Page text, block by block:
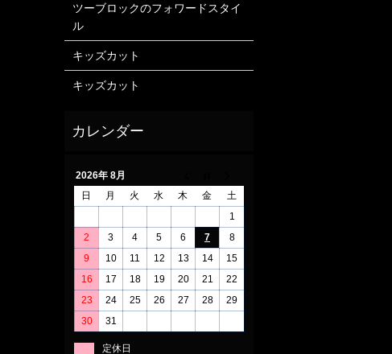
ツーブロックのフォワードスタイ
ル
キッズカット
キッズカット
2026年 8月
日
月 火 水 木 金
土
1
2
3 4 5 6 7
8
9
10 11 12 13 14
15
16
17 18 19 20 21
22
23
24 25 26 27 28
29
30
31
定休日